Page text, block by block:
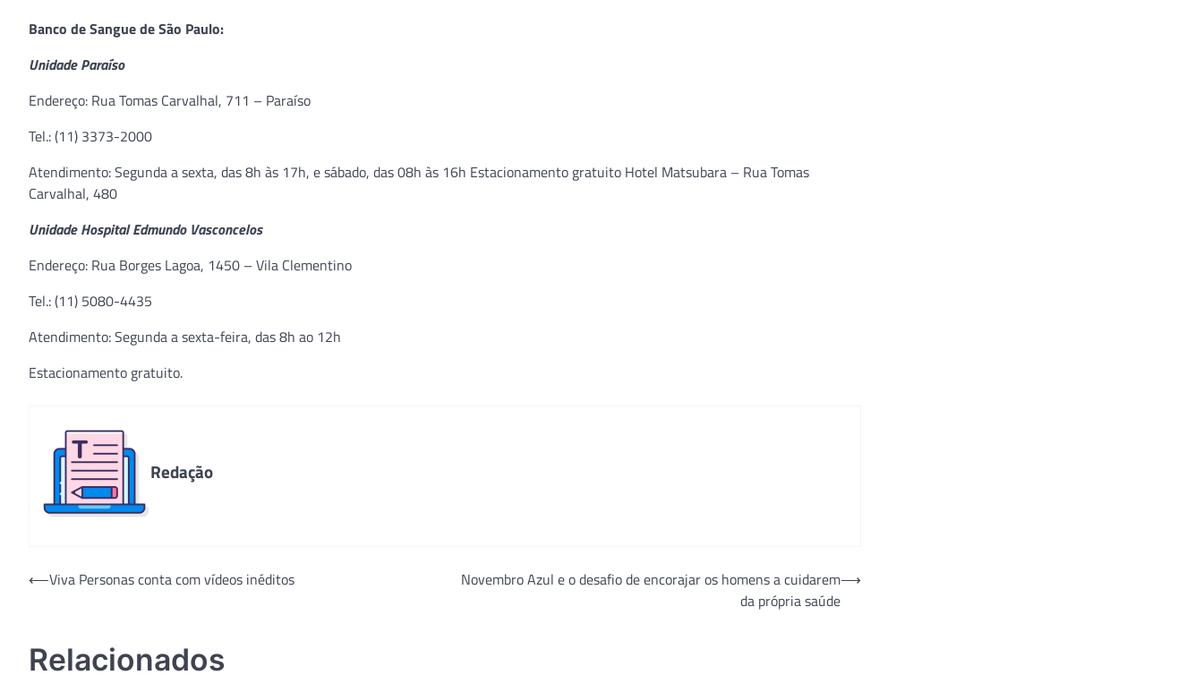
Banco de Sangue de São Paulo:
Unidade Paraíso
Endereço: Rua Tomas Carvalhal, 711 – Paraíso
Tel.: (11) 3373-2000
Atendimento: Segunda a sexta, das 8h às 17h, e sábado, das 08h às 16h Estacionamento gratuito Hotel Matsubara – Rua Tomas
Carvalhal, 480
Unidade Hospital Edmundo Vasconcelos
Endereço: Rua Borges Lagoa, 1450 – Vila Clementino
Tel.: (11) 5080-4435
Atendimento: Segunda a sexta-feira, das 8h ao 12h
Estacionamento gratuito.
Redação
Navegação
⟵Viva Personas conta com vídeos inéditos
Novembro Azul e o desafio de encorajar os homens a cuidarem
da própria saúde
⟶
Relacionados